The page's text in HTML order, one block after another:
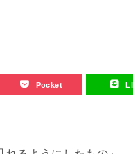
Pocket